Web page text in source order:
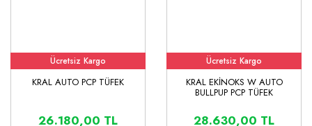
Ücretsiz Kargo
KRAL AUTO PCP TÜFEK
26.180,00 TL
Ücretsiz Kargo
KRAL EKİNOKS W AUTO
BULLPUP PCP TÜFEK
28.630,00 TL